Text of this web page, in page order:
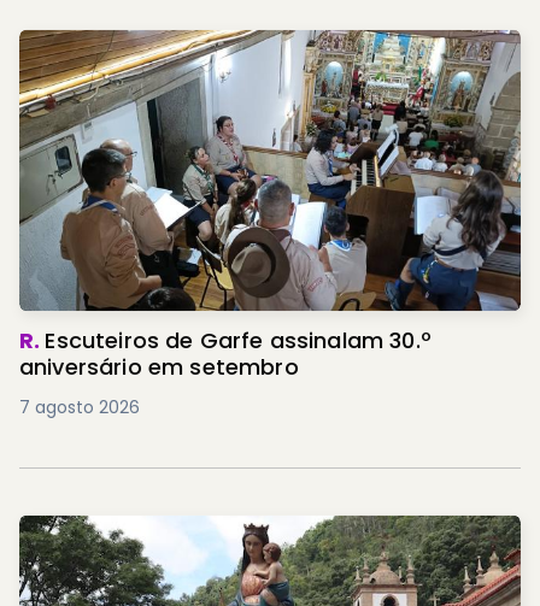
R. Escuteiros de Garfe assinalam 30.º
aniversário em setembro
7 agosto 2026